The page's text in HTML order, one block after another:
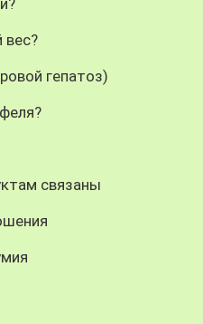
вес?
гепатоз)
связаны